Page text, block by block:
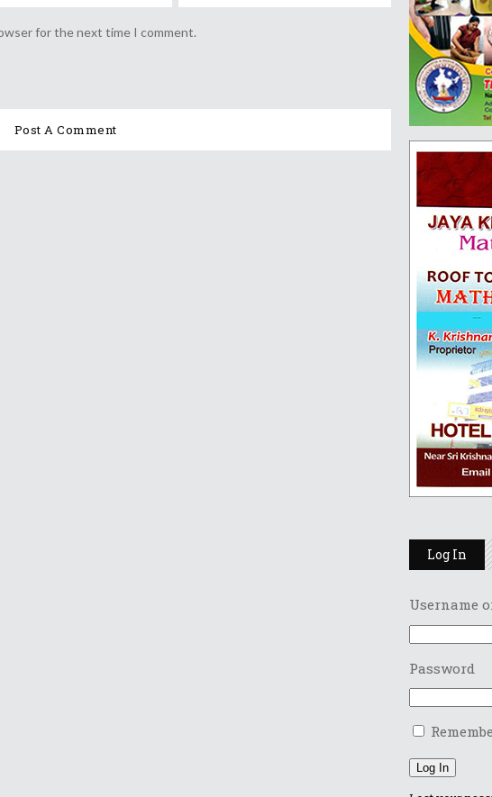
for the next time I comment.
Log In
Username
Password
Log In